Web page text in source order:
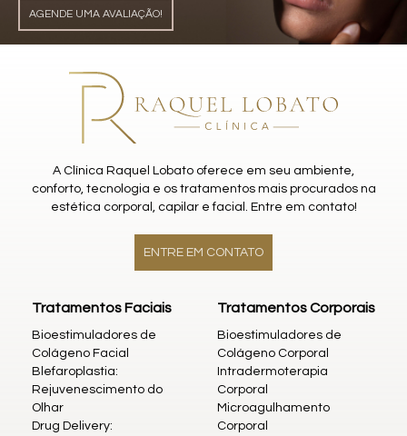
AGENDE UMA AVALIAÇÃO!
A Clínica Raquel Lobato oferece em seu ambiente,
conforto, tecnologia e os tratamentos mais procurados na
estética corporal, capilar e facial. Entre em contato!
ENTRE EM CONTATO
Tratamentos Faciais
Bioestimuladores de
Colágeno Facial
Blefaroplastia:
Rejuvenescimento do
Olhar
Drug Delivery:
Tratamentos Corporais
Bioestimuladores de
Colágeno Corporal
Intradermoterapia
Corporal
Microagulhamento
Corporal